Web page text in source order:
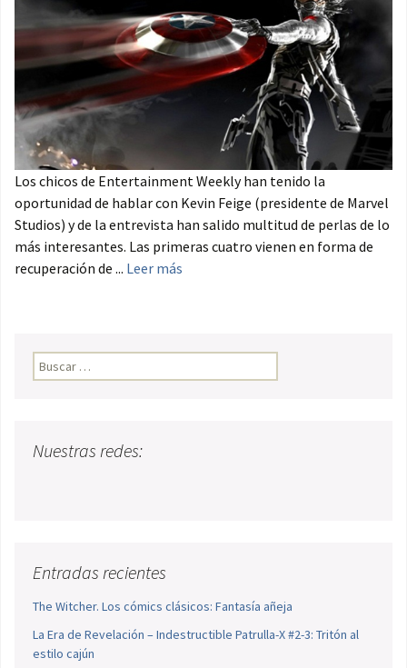
Los chicos de Entertainment Weekly han tenido la
oportunidad de hablar con Kevin Feige (presidente de Marvel
Studios) y de la entrevista han salido multitud de perlas de lo
más interesantes. Las primeras cuatro vienen en forma de
recuperación de ... Leer más
Buscar:
Nuestras redes:
Entradas recientes
The Witcher. Los cómics clásicos: Fantasía añeja
La Era de Revelación – Indestructible Patrulla-X #2-3: Tritón al
estilo cajún